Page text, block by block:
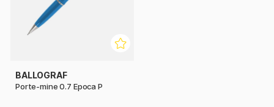
BALLOGRAF
Porte-mine 0.7 Epoca P